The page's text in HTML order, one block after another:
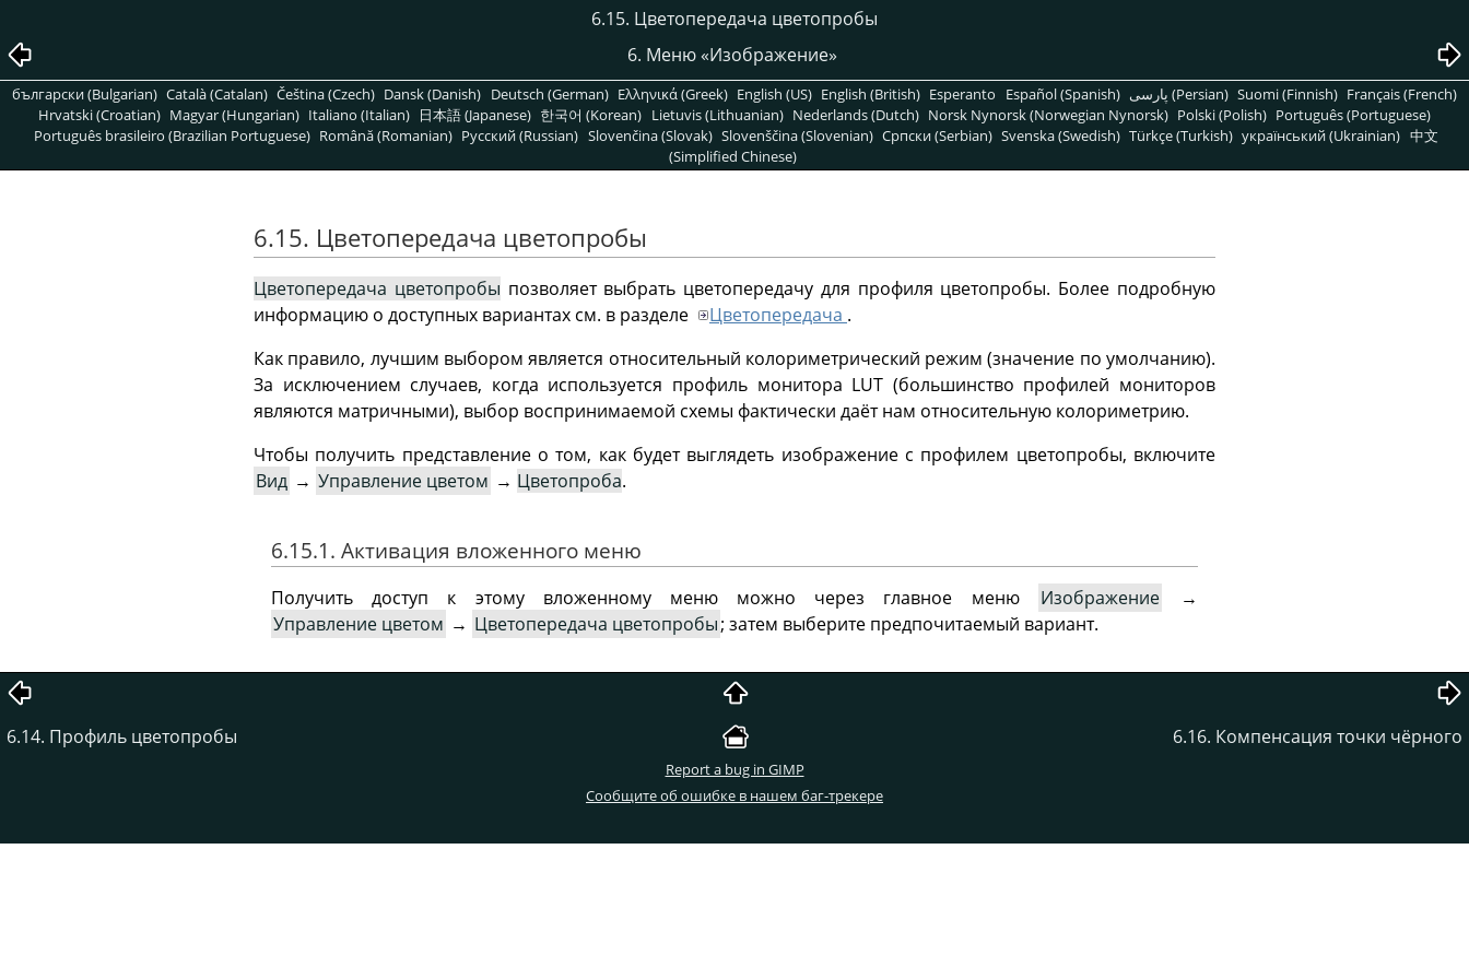
6.15. Цветопередача цветопробы
6. Меню «Изображение»
български (Bulgarian) Català (Catalan) Čeština (Czech) Dansk (Danish) Deutsch (German) Ελληνικά (Greek) English (US) English (British) Esperanto Español (Spanish) پارسی (Persian) Suomi (Finnish) Français (French)
Hrvatski (Croatian) Magyar (Hungarian) Italiano (Italian) 日本語 (Japanese) 한국어 (Korean) Lietuvis (Lithuanian) Nederlands (Dutch) Norsk Nynorsk (Norwegian Nynorsk) Polski (Polish) Português (Portuguese)
Português brasileiro (Brazilian Portuguese) Română (Romanian) Pусский (Russian) Slovenčina (Slovak) Slovenščina (Slovenian) Српски (Serbian) Svenska (Swedish) Türkçe (Turkish) український (Ukrainian) 中文
(Simplified Chinese)
6.15. Цветопередача цветопробы
Цветопередача цветопробы позволяет выбрать цветопередачу для профиля цветопробы. Более подробную
информацию о доступных вариантах см. в разделе
Цветопередача .
Как правило, лучшим выбором является относительный колориметрический режим (значение по умолчанию).
За исключением случаев, когда используется профиль монитора LUT (большинство профилей мониторов
являются матричными), выбор воспринимаемой схемы фактически даёт нам относительную колориметрию.
Чтобы получить представление о том, как будет выглядеть изображение с профилем цветопробы, включите
Вид → Управление цветом → Цветопроба.
6.15.1. Активация вложенного меню
Получить доступ к этому вложенному меню можно через главное меню Изображение →
Управление цветом → Цветопередача цветопробы; затем выберите предпочитаемый вариант.
6.14. Профиль цветопробы 6.16. Компенсация точки чёрного
Report a bug in GIMP
Сообщите об ошибке в нашем баг-трекере